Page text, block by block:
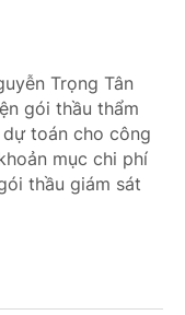
Trọng Tân
gói thầu thẩm
toán cho công
mục chi phí
thầu giám sát